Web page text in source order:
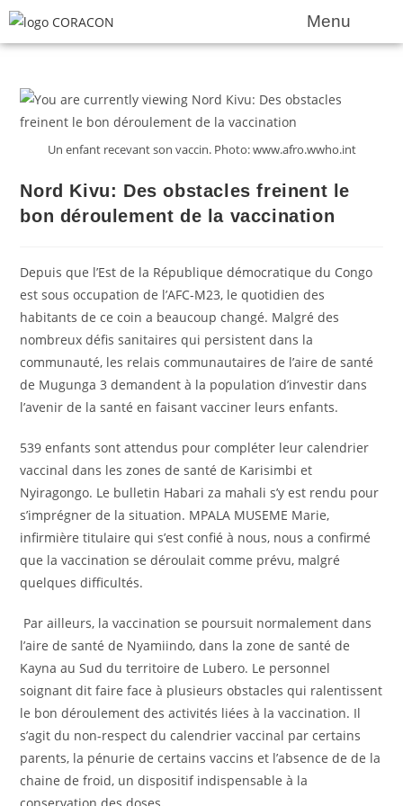
Menu
Un enfant recevant son vaccin. Photo: www.afro.wwho.int
Nord Kivu: Des obstacles freinent le
bon déroulement de la vaccination
Depuis que l’Est de la République démocratique du Congo
est sous occupation de l’AFC-M23, le quotidien des
habitants de ce coin a beaucoup changé. Malgré des
nombreux défis sanitaires qui persistent dans la
communauté, les relais communautaires de l’aire de santé
de Mugunga 3 demandent à la population d’investir dans
l’avenir de la santé en faisant vacciner leurs enfants.
539 enfants sont attendus pour compléter leur calendrier
vaccinal dans les zones de santé de Karisimbi et
Nyiragongo. Le bulletin Habari za mahali s’y est rendu pour
s’imprégner de la situation. MPALA MUSEME Marie,
infirmière titulaire qui s’est confié à nous, nous a confirmé
que la vaccination se déroulait comme prévu, malgré
quelques difficultés.
Par ailleurs, la vaccination se poursuit normalement dans
l’aire de santé de Nyamiindo, dans la zone de santé de
Kayna au Sud du territoire de Lubero. Le personnel
soignant dit faire face à plusieurs obstacles qui ralentissent
le bon déroulement des activités liées à la vaccination. Il
s’agit du non-respect du calendrier vaccinal par certains
parents, la pénurie de certains vaccins et l’absence de de la
chaine de froid, un dispositif indispensable à la
conservation des doses.